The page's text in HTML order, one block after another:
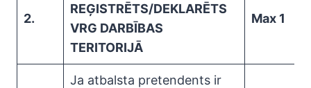
2.
REĢISTRĒTS/DEKLARĒTS
VRG DARBĪBAS
TERITORIJĀ
Max 1
Ja atbalsta pretendents ir